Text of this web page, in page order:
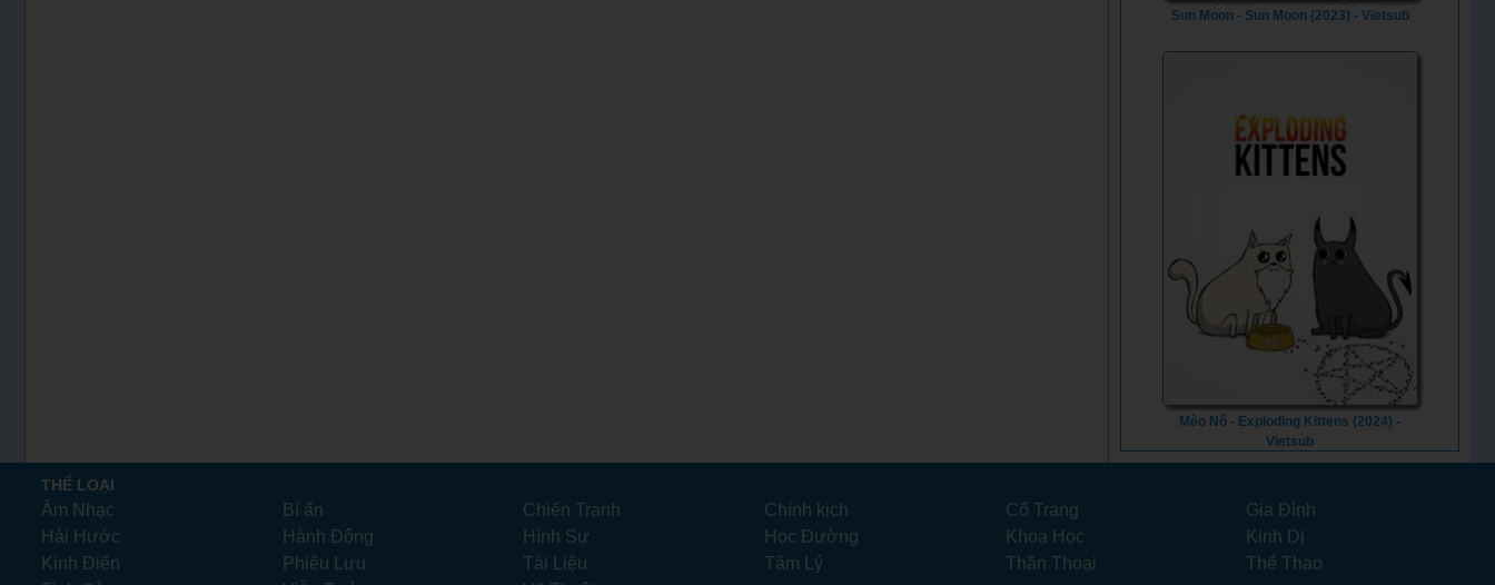
Sun Moon - Sun Moon (2023) - Vietsub
Mèo Nổ - Exploding Kittens (2024) -
Vietsub
THỂ LOẠI
Âm Nhạc Bí ẩn Chiến Tranh Chính kịch Cổ Trang
Gia Đình
Hài Hước
Hành Động Hình Sự Học Đường Khoa Học
Kinh Dị
Kinh Điển
Phiêu Lưu Tài Liệu Tâm Lý Thần Thoại
Thể Thao